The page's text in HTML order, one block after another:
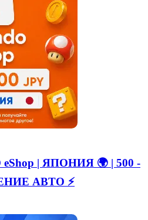
| ЯПОНИЯ 🌍 | 500 -
АВТО ⚡